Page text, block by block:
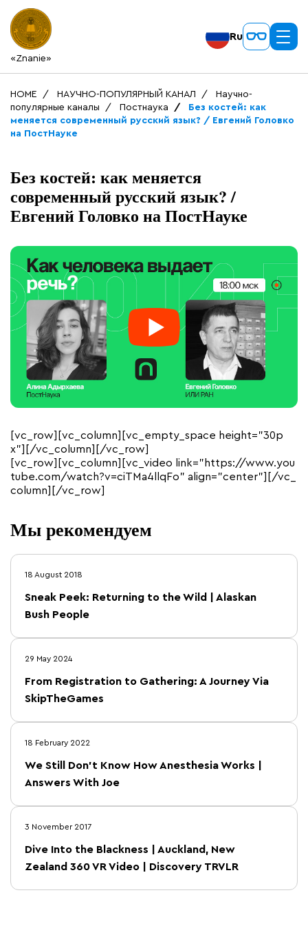
«Znanie»
Ru
HOME НАУЧНО-ПОПУЛЯРНЫЙ КАНАЛ
Научно-
популярные каналы
Постнаука
Без костей: как
меняется современный русский язык? / Евгений Головко
на ПостНауке
Без костей: как меняется
современный русский язык? /
Евгений Головко на ПостНауке
[vc_row][vc_column][vc_empty_space height=”30p
x”][/vc_column][/vc_row]
[vc_row][vc_column][vc_video link=”https://www.you
tube.com/watch?v=ciTMa4llqFo” align=”center”][/vc_
column][/vc_row]
Мы рекомендуем
18 August 2018
Sneak Peek: Returning to the Wild | Alaskan
Bush People
29 May 2024
From Registration to Gathering: A Journey Via
SkipTheGames
18 February 2022
We Still Don’t Know How Anesthesia Works |
Answers With Joe
3 November 2017
Dive Into the Blackness | Auckland, New
Zealand 360 VR Video | Discovery TRVLR